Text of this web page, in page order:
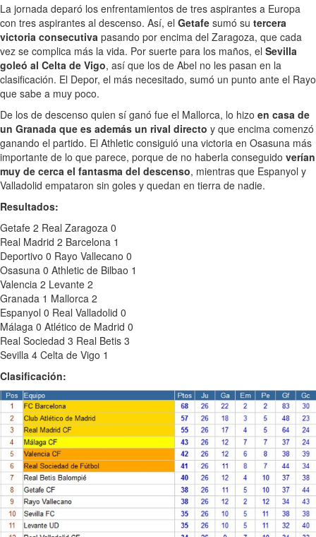
La jornada deparó los enfrentamientos de tres aspirantes a Europa
con tres aspirantes al descenso. Así, el Getafe sumó su tercera
victoria consecutiva pasando por encima del Zaragoza, que cada
vez se complica más la vida. Por suerte para los maños, el Sevilla
goleó al Celta de Vigo, así que los de Abel no les pasan en la
clasificación. El Depor, el más necesitado, sumó un punto ante el Rayo
que sabe a muy poco.
De los de descenso quien sí ganó fue el Mallorca, lo hizo en casa de
un Granada que es además un rival directo y que encima comenzó
ganando el partido. El Athletic consiguió una victoria en Osasuna más
importante de lo que parece, porque de no haberla conseguido verían
muy de cerca el fantasma del descenso, mientras que Espanyol y
Valladolid empataron sin goles y quedan en tierra de nadie.
Resultados:
Getafe 2 Real Zaragoza 0
Real Madrid 2 Barcelona 1
Deportivo 0 Rayo Vallecano 0
Osasuna 0 Athletic de Bilbao 1
Valencia 2 Levante 2
Granada 1 Mallorca 2
Espanyol 0 Real Valladolid 0
Málaga 0 Atlético de Madrid 0
Real Sociedad 3 Real Betis 3
Sevilla 4 Celta de Vigo 1
Clasificación: